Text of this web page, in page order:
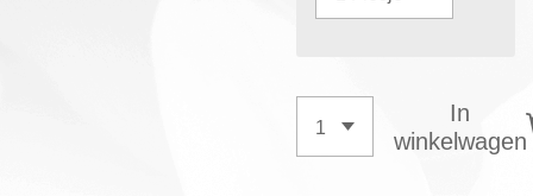
In
winkelwagen